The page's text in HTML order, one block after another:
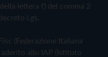
lettera f) del comma 2
Lgs.
(Federazione Italiana
allo IAP (Istituto